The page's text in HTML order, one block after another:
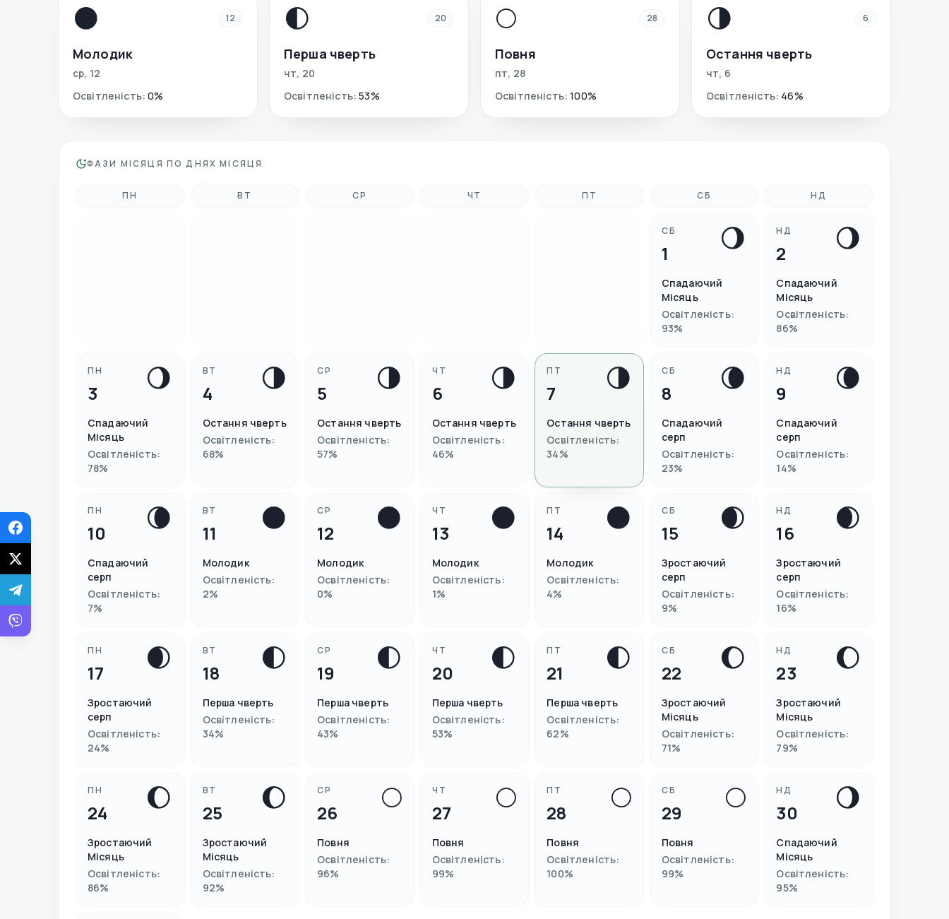
🌑 12
Молодик
ср, 12
Освітленість:0%
🌓 20
Перша чверть
чт, 20
Освітленість:53%
🌕 28
Повня
пт, 28
Освітленість:100%
🌗 6
Остання чверть
чт, 6
Освітленість: 46%
ФАЗИ МІСЯЦЯ ПО ДНЯХ МІСЯЦЯ
ПН ВТ СР ЧТ ПТ СБ НД
СБ
1 🌖
Спадаючий
Місяць
Освітленість:
93%
НД
2 🌖
Спадаючий
Місяць
Освітленість:
86%
ПН
3 🌖
Спадаючий
Місяць
Освітленість:
78%
ВТ
4 🌗
Остання чверть
Освітленість:
68%
СР
5 🌗
Остання чверть
Освітленість:
57%
ЧТ
6 🌗
Остання чверть
Освітленість:
46%
ПТ
7 🌗
Остання чверть
Освітленість:
34%
СБ
8 🌘
Спадаючий
серп
Освітленість:
23%
НД
9 🌘
Спадаючий
серп
Освітленість:
14%
ПН
10 🌘
Спадаючий
серп
Освітленість:
7%
ВТ
11 🌑
Молодик
Освітленість:
2%
СР
12 🌑
Молодик
Освітленість:
0%
ЧТ
13 🌑
Молодик
Освітленість:
1%
ПТ
14 🌑
Молодик
Освітленість:
4%
СБ
15 🌒
Зростаючий
серп
Освітленість:
9%
НД
16 🌒
Зростаючий
серп
Освітленість:
16%
ПН
17 🌒
Зростаючий
серп
Освітленість:
24%
ВТ
18 🌓
Перша чверть
Освітленість:
34%
СР
19 🌓
Перша чверть
Освітленість:
43%
ЧТ
20 🌓
Перша чверть
Освітленість:
53%
ПТ
21 🌓
Перша чверть
Освітленість:
62%
СБ
22 🌔
Зростаючий
Місяць
Освітленість:
71%
НД
23 🌔
Зростаючий
Місяць
Освітленість:
79%
ПН
24 🌔
Зростаючий
Місяць
Освітленість:
86%
ВТ
25 🌔
Зростаючий
Місяць
Освітленість:
92%
СР
26 🌕
Повня
Освітленість:
96%
ЧТ
27 🌕
Повня
Освітленість:
99%
ПТ
28 🌕
Повня
Освітленість:
100%
СБ
29 🌕
Повня
Освітленість:
99%
НД
30 🌖
Спадаючий
Місяць
Освітленість:
95%